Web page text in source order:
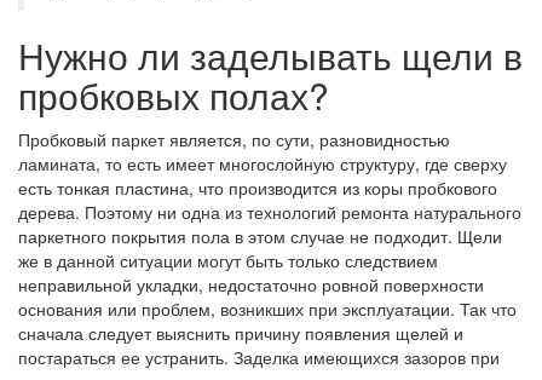
Нужно ли заделывать щели в
пробковых полах?
Пробковый паркет является, по сути, разновидностью
ламината, то есть имеет многослойную структуру, где сверху
есть тонкая пластина, что производится из коры пробкового
дерева. Поэтому ни одна из технологий ремонта натурального
паркетного покрытия пола в этом случае не подходит. Щели
же в данной ситуации могут быть только следствием
неправильной укладки, недостаточно ровной поверхности
основания или проблем, возникших при эксплуатации. Так что
сначала следует выяснить причину появления щелей и
постараться ее устранить. Заделка имеющихся зазоров при